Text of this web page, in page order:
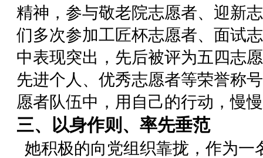
精神，参与敬老院志愿者、迎新
们多次参加工匠杯志愿者、面试
中表现突出，先后被评为五四志
先进个人、优秀志愿者等荣誉称
愿者队伍中，用自己的行动，慢
三、以身作则、率先垂范
她积极的向党组织靠拢，作为一